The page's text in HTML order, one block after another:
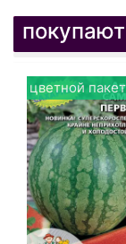
цветной пакет